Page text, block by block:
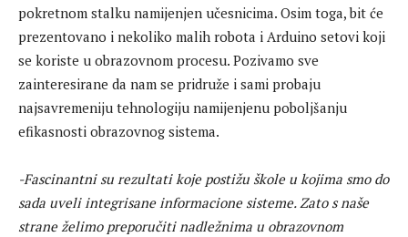
pokretnom stalku namijenjen učesnicima. Osim toga, bit će
prezentovano i nekoliko malih robota i Arduino setovi koji
se koriste u obrazovnom procesu. Pozivamo sve
zainteresirane da nam se pridruže i sami probaju
najsavremeniju tehnologiju namijenjenu poboljšanju
efikasnosti obrazovnog sistema.
-Fascinantni su rezultati koje postižu škole u kojima smo do
sada uveli integrisane informacione sisteme. Zato s naše
strane želimo preporučiti nadležnima u obrazovnom